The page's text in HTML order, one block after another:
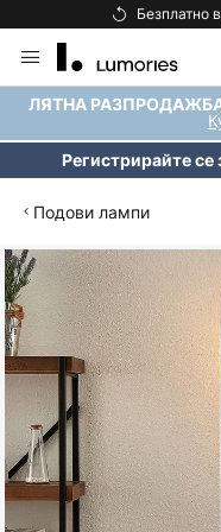
Безплатно
Прескачане
към
съдържанието
ЛЯТНА
Регистрирайте се
Подови лампи
Преминете
към
края
на
галерията
на
изображенията